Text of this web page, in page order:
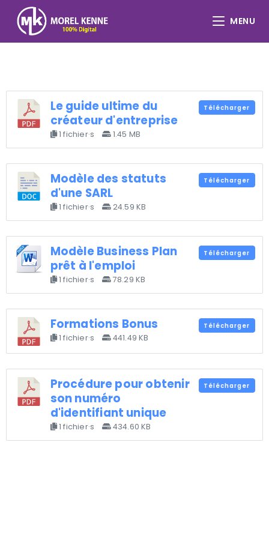
MENU
Le guide ultime du
créateur d'entreprise
1 fichier·s 1.45 MB
Télécharger
Modèle des statuts
d'une SARL
1 fichier·s 24.59 KB
Télécharger
Modèle Business Plan
prêt à l'emploi
1 fichier·s 78.29 KB
Télécharger
Formations Bonus
1 fichier·s 441.49 KB
Télécharger
Procédure pour obtenir
son numéro
d'identifiant unique
1 fichier·s 434.60 KB
Télécharger